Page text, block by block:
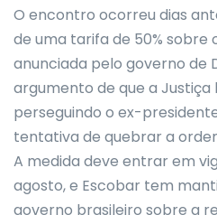
O encontro ocorreu dias
de uma tarifa de 50% sobre
anunciada pelo governo de
argumento de que a Justiça
perseguindo o ex-
tentativa de quebrar a
A medida deve entrar em
agosto, e Escobar tem
governo brasileiro sobre a